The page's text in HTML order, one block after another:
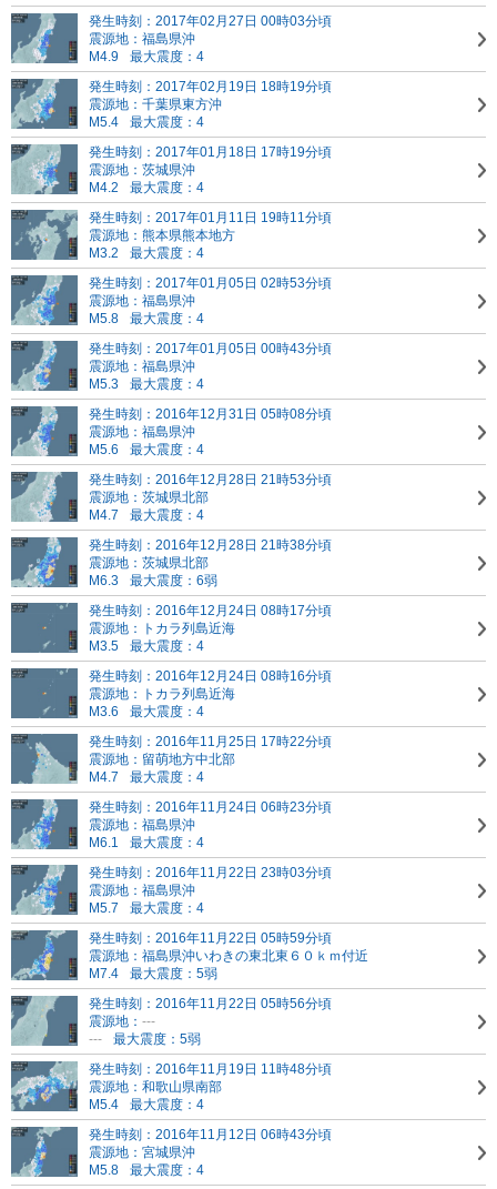
発生時刻：2017年02月27日 00時03分頃
震源地：福島県沖
M4.9
最大震度：4
発生時刻：2017年02月19日 18時19分頃
震源地：千葉県東方沖
M5.4
最大震度：4
発生時刻：2017年01月18日 17時19分頃
震源地：茨城県沖
M4.2
最大震度：4
発生時刻：2017年01月11日 19時11分頃
震源地：熊本県熊本地方
M3.2
最大震度：4
発生時刻：2017年01月05日 02時53分頃
震源地：福島県沖
M5.8
最大震度：4
発生時刻：2017年01月05日 00時43分頃
震源地：福島県沖
M5.3
最大震度：4
発生時刻：2016年12月31日 05時08分頃
震源地：福島県沖
M5.6
最大震度：4
発生時刻：2016年12月28日 21時53分頃
震源地：茨城県北部
M4.7
最大震度：4
発生時刻：2016年12月28日 21時38分頃
震源地：茨城県北部
M6.3
最大震度：6弱
発生時刻：2016年12月24日 08時17分頃
震源地：トカラ列島近海
M3.5
最大震度：4
発生時刻：2016年12月24日 08時16分頃
震源地：トカラ列島近海
M3.6
最大震度：4
発生時刻：2016年11月25日 17時22分頃
震源地：留萌地方中北部
M4.7
最大震度：4
発生時刻：2016年11月24日 06時23分頃
震源地：福島県沖
M6.1
最大震度：4
発生時刻：2016年11月22日 23時03分頃
震源地：福島県沖
M5.7
最大震度：4
発生時刻：2016年11月22日 05時59分頃
震源地：福島県沖いわきの東北東６０ｋｍ付近
M7.4
最大震度：5弱
発生時刻：2016年11月22日 05時56分頃
震源地： ---
---
最大震度：5弱
発生時刻：2016年11月19日 11時48分頃
震源地：和歌山県南部
M5.4
最大震度：4
発生時刻：2016年11月12日 06時43分頃
震源地：宮城県沖
M5.8
最大震度：4